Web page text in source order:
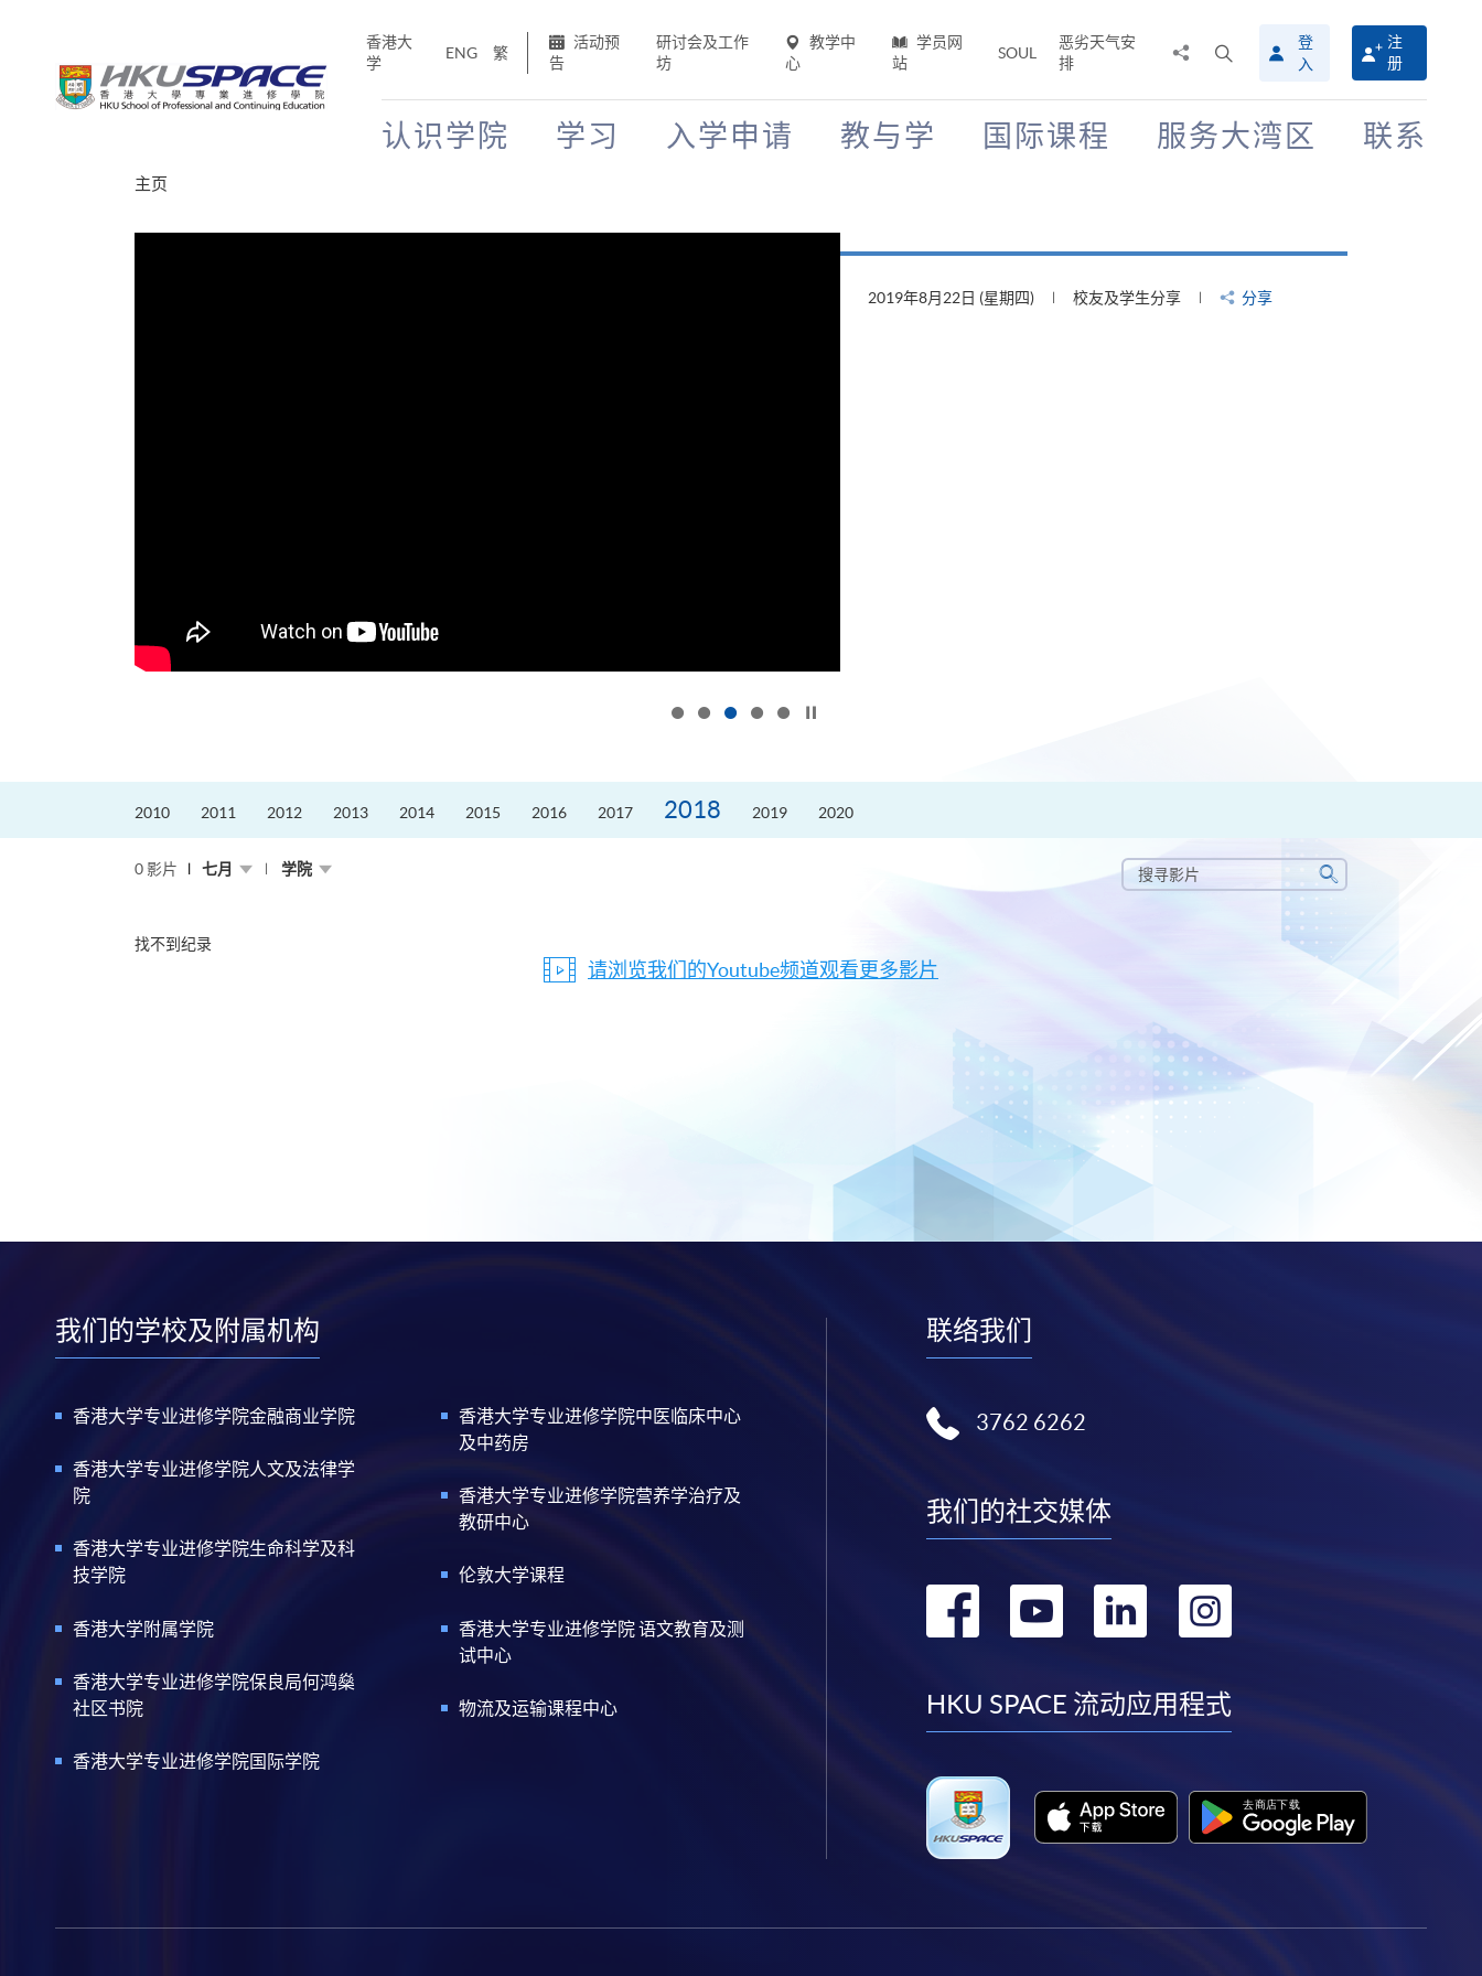
香港大
学
ENG 繁
活动预
告
研讨会及工作
坊
教学中
心
学员网
站
SOUL
恶劣天气安
排
搜
寻
介
登
入
注
册
认识学院 学习 入学申请 教与学 国际课程 服务大湾区 联系
主页
2019年8月22日 (星期四) 校友及学生分享 分享
2010 2011 2012 2013 2014 2015 2016 2017 2018 2019 2020
0 影片 七月 学院
搜
寻
搜
寻
找不到纪录
请浏览我们的Youtube频道观看更多影片
我们的学校及附属机构
香港大学专业进修学院金融商业学院
香港大学专业进修学院人文及法律学
院
香港大学专业进修学院生命科学及科
技学院
香港大学附属学院
香港大学专业进修学院保良局何鸿燊
社区书院
香港大学专业进修学院国际学院
香港大学专业进修学院中医临床中心
及中药房
香港大学专业进修学院营养学治疗及
教研中心
伦敦大学课程
香港大学专业进修学院 语文教育及测
试中心
物流及运输课程中心
联络我们
3762 6262
我们的社交媒体
转
facebook
转
youtube
转
linkedin
转
instagram
HKU SPACE 流动应用程式